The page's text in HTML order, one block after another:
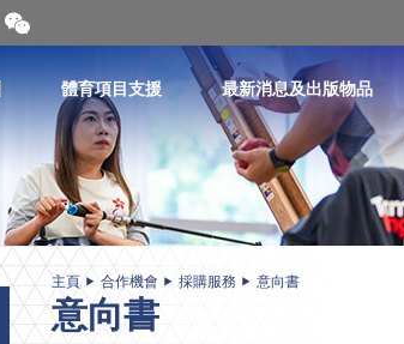
開
合
信
二
維
碼
體育項目支援 最新消息及出版物品
主頁 合作機會 採購服務 意向書
意向書